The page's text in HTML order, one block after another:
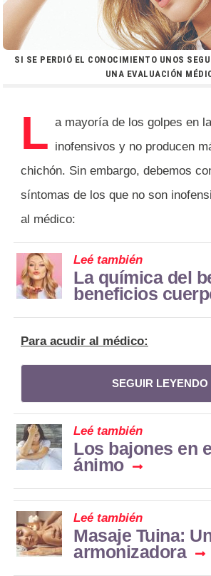
SI SE PERDIÓ EL CONOCIMIENTO UNOS
UNA EVALUACIÓN
L a mayoría de los golpes en
inofensivos y no producen
chichón. Sin embargo, debemos
síntomas de los que no son
al médico:
Leé también
La química del
beneficios
Para acudir al médico:
SEGUIR LEYENDO
Leé también
Los bajones en
ánimo
Leé también
Masaje Tuina:
armonizadora